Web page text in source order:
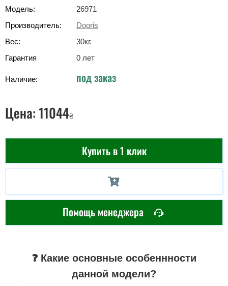
Модель:
26971
Производитель:
Dooris
Вес:
30кг.
Гарантия
0 лет
Наличие: под заказ
Цена:11044₴
Купить в 1 клик
Помощь менеджера
❓ Какие основные особеннности
данной модели?